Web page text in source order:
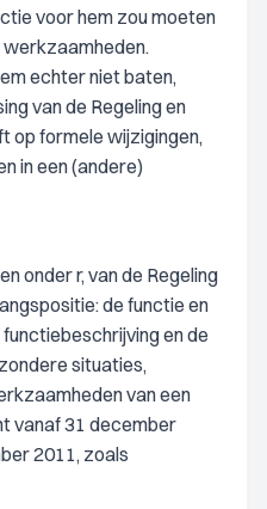
voor hem zou moeten
werkzaamheden.
echter niet baten,
van de Regeling en
op formele wijzigingen,
in een (andere)
onder r, van de Regeling
de functie en
en de
situaties,
van een
vanaf 31 december
2011, zoals